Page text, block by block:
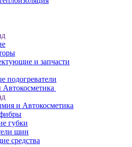
и запчасти
подогреватели
и Автокосметика
губки
шин
средства